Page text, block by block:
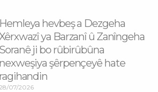
Hemleya hevbeş a Dezgeha
ya Barzanî û Zanîngeha
Soranê ji bo rûbirûbûna
nexweşiya şêrpençeyê hate
ragihandin
07/2026